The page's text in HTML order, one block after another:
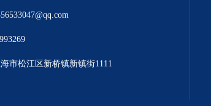
市松江区新桥镇新镇街1111